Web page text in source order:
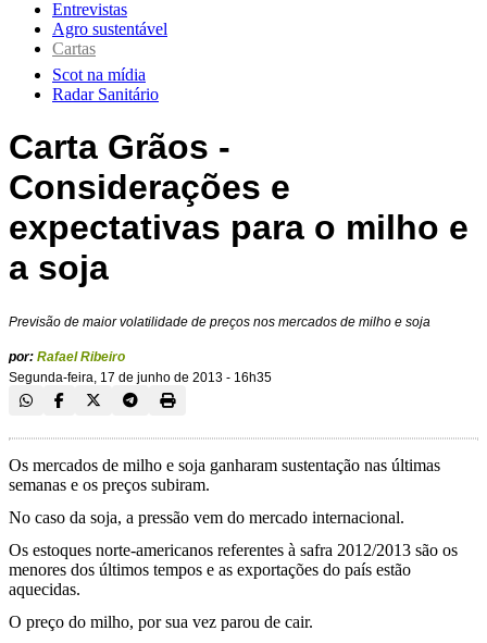
Entrevistas
Agro sustentável
Cartas
Scot na mídia
Radar Sanitário
Carta Grãos -
Considerações e
expectativas para o milho e
a soja
Previsão de maior volatilidade de preços nos mercados de milho e soja
por: Rafael Ribeiro
Segunda-feira, 17 de junho de 2013 - 16h35
Os mercados de milho e soja ganharam sustentação nas últimas
semanas e os preços subiram.
No caso da soja, a pressão vem do mercado internacional.
Os estoques norte-americanos referentes à safra 2012/2013 são os
menores dos últimos tempos e as exportações do país estão
aquecidas.
O preço do milho, por sua vez parou de cair.